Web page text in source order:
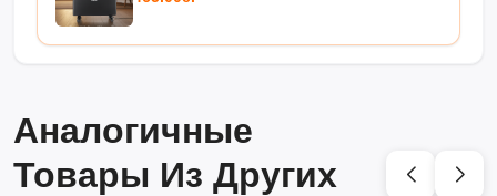
Аналогичные
Товары Из Других